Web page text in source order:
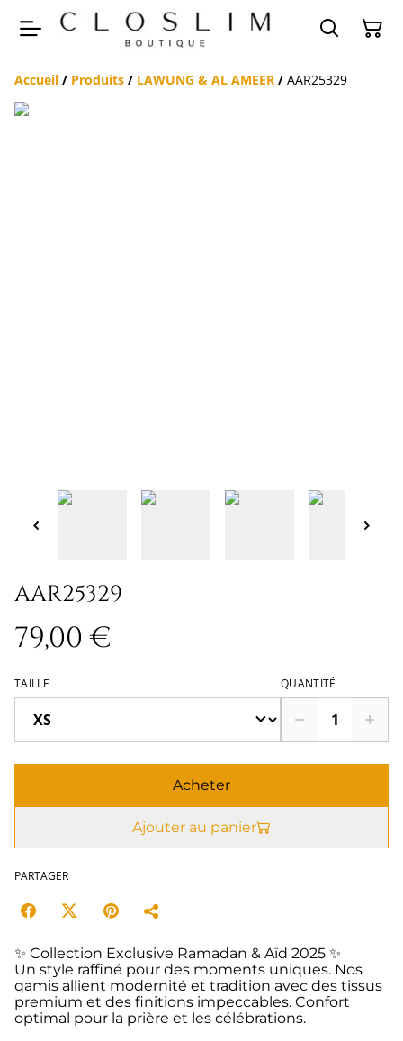
Accueil / Produits / LAWUNG & AL AMEER / AAR25329
AAR25329
79,00 €
TAILLE QUANTITÉ
Acheter
Ajouter au panier
PARTAGER
✨ Collection Exclusive Ramadan & Aïd 2025 ✨
Un style raffiné pour des moments uniques. Nos
qamis allient modernité et tradition avec des tissus
premium et des finitions impeccables. Confort
optimal pour la prière et les célébrations.